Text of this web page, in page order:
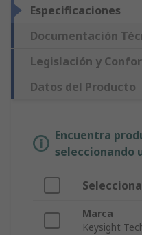
Especificaciones
Documentación
Legislación y
Datos del Producto
Encuentra
seleccionando
Marca
Keysight